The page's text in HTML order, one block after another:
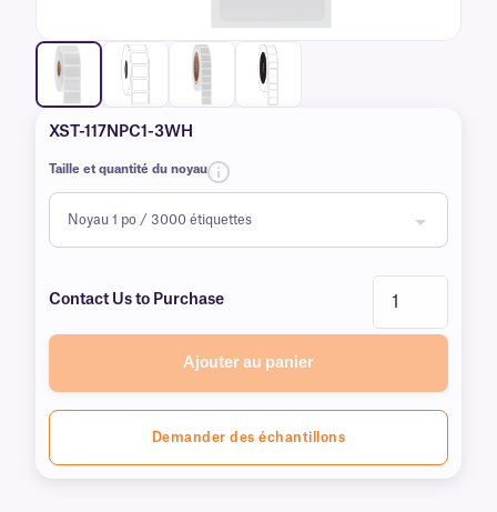
XST-117NPC1-3WH
Taille et quantité du noyau
Contact Us to Purchase
Ajouter au panier
Demander des échantillons